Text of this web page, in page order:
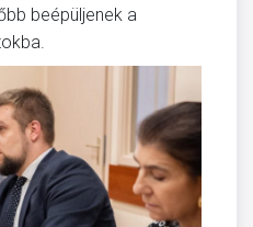
beépüljenek a